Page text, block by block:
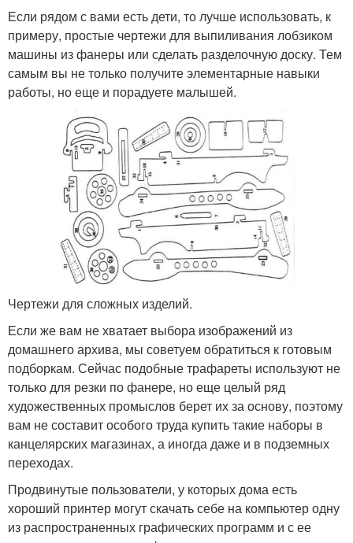
Если рядом с вами есть дети, то лучше использовать, к
примеру, простые чертежи для выпиливания лобзиком
машины из фанеры или сделать разделочную доску. Тем
самым вы не только получите элементарные навыки
работы, но еще и порадуете малышей.
Чертежи для сложных изделий.
Если же вам не хватает выбора изображений из
домашнего архива, мы советуем обратиться к готовым
подборкам. Сейчас подобные трафареты используют не
только для резки по фанере, но еще целый ряд
художественных промыслов берет их за основу, поэтому
вам не составит особого труда купить такие наборы в
канцелярских магазинах, а иногда даже и в подземных
переходах.
Продвинутые пользователи, у которых дома есть
хороший принтер могут скачать себе на компьютер одну
из распространенных графических программ и с ее